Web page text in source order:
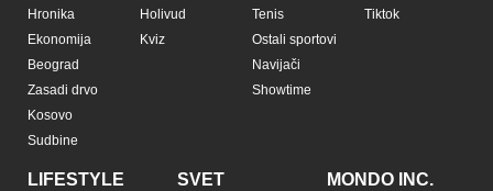
Hronika
Ekonomija
Beograd
Zasadi drvo
Kosovo
Sudbine
Holivud
Kviz
Tenis
Ostali sportovi
Navijači
Showtime
Tiktok
LIFESTYLE SVET MONDO INC.